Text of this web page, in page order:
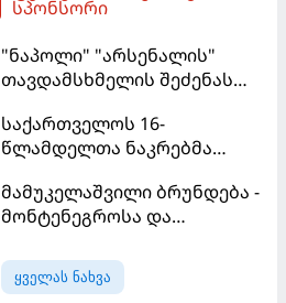
სპონსორი
"ნაპოლი" "არსენალის"
თავდამსხმელის შეძენას
საქართველოს 16-
წლამდელთა ნაკრებმა
მარცხით გახსნა
მამუკელაშვილი ბრუნდება -
მონტენეგროსა და
მატჩებისთვის საქართველო
მზადებას 15
ყველას ნახვა